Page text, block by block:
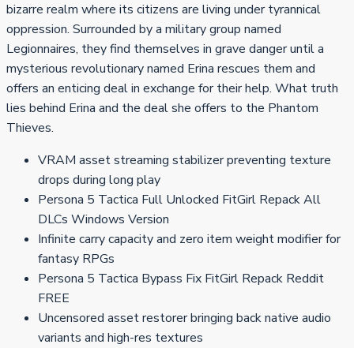
bizarre realm where its citizens are living under tyrannical
oppression. Surrounded by a military group named
Legionnaires, they find themselves in grave danger until a
mysterious revolutionary named Erina rescues them and
offers an enticing deal in exchange for their help. What truth
lies behind Erina and the deal she offers to the Phantom
Thieves.
VRAM asset streaming stabilizer preventing texture
drops during long play
Persona 5 Tactica Full Unlocked FitGirl Repack All
DLCs Windows Version
Infinite carry capacity and zero item weight modifier for
fantasy RPGs
Persona 5 Tactica Bypass Fix FitGirl Repack Reddit
FREE
Uncensored asset restorer bringing back native audio
variants and high-res textures